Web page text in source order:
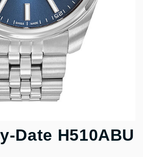
Date H510ABU